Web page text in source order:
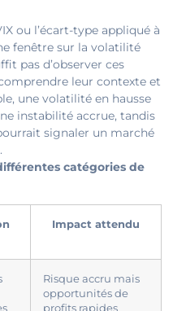
ou l’écart-type appliqué à
fenêtre sur la volatilité
pas d’observer ces
leur contexte et
une volatilité en hausse
instabilité accrue, tandis
signaler un marché
catégories de
Impact attendu
Risque accru mais
opportunités de
profits rapides